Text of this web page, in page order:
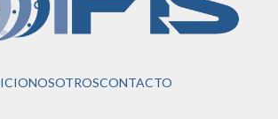
NOSOTROSCONTACTO